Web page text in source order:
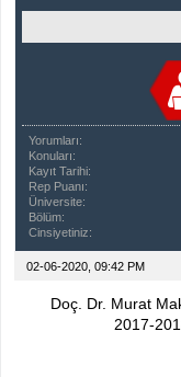
Yorumları:
Konuları:
Kayıt Tarihi:
Rep Puanı:
Üniversite:
Bölüm:
Cinsiyetiniz:
02-06-2020, 09:42 PM
Doç. Dr. Murat
2017-